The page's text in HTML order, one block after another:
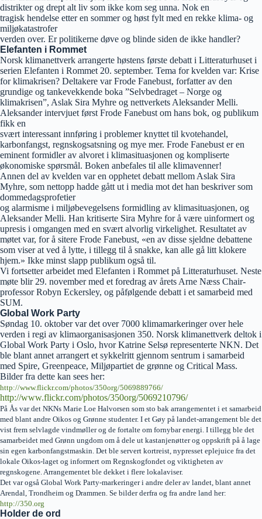
distrikter og drept alt liv som ikke kom seg unna. Nok en
tragisk hendelse etter en sommer og høst fylt med en rekke klima- og
miljøkatastrofer
verden over. Er politikerne døve og blinde siden de ikke handler?
Elefanten i Rommet
Norsk klimanettverk arrangerte høstens første debatt i Litteraturhuset i
serien Elefanten i Rommet 20. september. Tema for kvelden var: Krise
for klimakrisen? Deltakere var Frode Fanebust, forfatter av den
grundige og tankevekkende boka ”Selvbedraget – Norge og
klimakrisen”, Aslak Sira Myhre og nettverkets Aleksander Melli.
Aleksander intervjuet først Frode Fanebust om hans bok, og publikum
fikk en
svært interessant innføring i problemer knyttet til kvotehandel,
karbonfangst, regnskogsatsning og mye mer. Frode Fanebust er en
eminent formidler av alvoret i klimasituasjonen og kompliserte
økonomiske spørsmål. Boken anbefales til alle klimavenner!
Annen del av kvelden var en opphetet debatt mellom Aslak Sira
Myhre, som nettopp hadde gått ut i media mot det han beskriver som
dommedagsprofetier
og alarmisme i miljøbevegelsens formidling av klimasituasjonen, og
Aleksander Melli. Han kritiserte Sira Myhre for å være uinformert og
upresis i omgangen med en svært alvorlig virkelighet. Resultatet av
møtet var, for å sitere Frode Fanebust, «en av disse sjeldne debattene
som viser at ved å lytte, i tillegg til å snakke, kan alle gå litt klokere
hjem.» Ikke minst slapp publikum også til.
Vi fortsetter arbeidet med Elefanten i Rommet på Litteraturhuset. Neste
møte blir 29. november med et foredrag av årets Arne Næss Chair-
professor Robyn Eckersley, og påfølgende debatt i et samarbeid med
SUM.
Global Work Party
Søndag 10. oktober var det over 7000 klimamarkeringer over hele
verden i regi av klimaorganisasjonen 350. Norsk klimanettverk deltok i
Global Work Party i Oslo, hvor Katrine Selsø representerte NKN. Det
ble blant annet arrangert et sykkelritt gjennom sentrum i samarbeid
med Spire, Greenpeace, Miljøpartiet de grønne og Critical Mass.
Bilder fra dette kan sees her:
http://www.flickr.com/photos/350org/5069889766/
http://www.flickr.com/photos/350org/5069210796/
På Ås var det NKNs Marie Loe Halvorsen som sto bak arrangementet i et samarbeid
med blant andre Oikos og Grønne studenter. I et Gøy på landet-arrangement ble det
vist frem selvlagde vindmøller og de fortalte om fornybar energi. I tillegg ble det
samarbeidet med Grønn ungdom om å dele ut kastanjenøtter og oppskrift på å lage
sin egen karbonfangstmaskin. Det ble servert kortreist, nypresset eplejuice fra det
lokale Oikos-laget og informert om Regnskogfondet og viktigheten av
regnskogene. Arrangementet ble dekket i flere lokalaviser.
Det var også Global Work Party-markeringer i andre deler av landet, blant annet
Arendal, Trondheim og Drammen. Se bilder derfra og fra andre land her:
http://350.org
Holder de ord